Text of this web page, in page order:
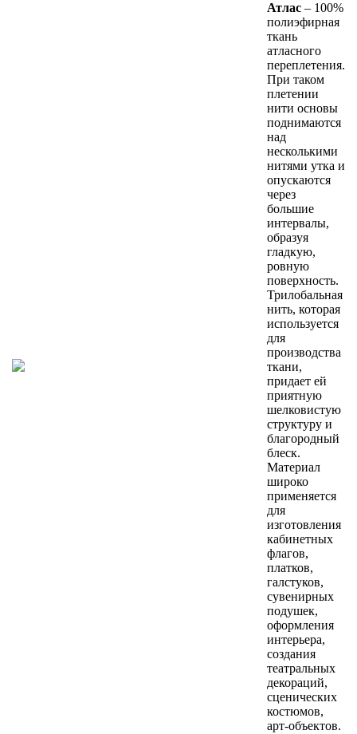
Атлас – 100%
полиэфирная
ткань
атласного
переплетения.
При таком
плетении
нити основы
поднимаются
над
несколькими
нитями утка и
опускаются
через
большие
интервалы,
образуя
гладкую,
ровную
поверхность.
Трилобальная
нить, которая
используется
для
производства
ткани,
придает ей
приятную
шелковистую
структуру и
благородный
блеск.
Материал
широко
применяется
для
изготовления
кабинетных
флагов,
платков,
галстуков,
сувенирных
подушек,
оформления
интерьера,
создания
театральных
декораций,
сценических
костюмов,
арт-объектов.